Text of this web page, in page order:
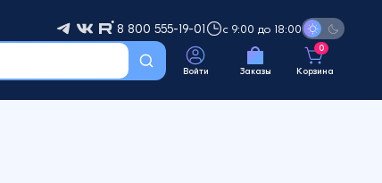
8 800 555-19-01 с 9:00 до 18:00
Войти Заказы
0
Корзина